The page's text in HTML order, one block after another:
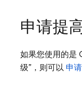
申请提
如果您使用的是
级”，则可以 申